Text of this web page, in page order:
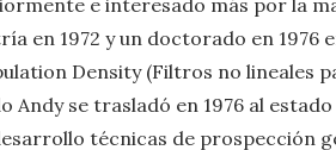
e interesado más por la
en 1972 y un doctorado en
Density (Filtros no lineales
se trasladó en 1976 al
técnicas de prospección